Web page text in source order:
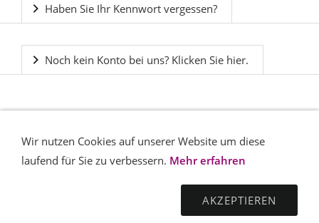
Haben Sie Ihr Kennwort vergessen?
Noch kein Konto bei uns? Klicken Sie hier.
DATENSCHUTZ
VERSAND
Wir nutzen Cookies auf unserer Website um diese
laufend für Sie zu verbessern. Mehr erfahren
AKZEPTIEREN